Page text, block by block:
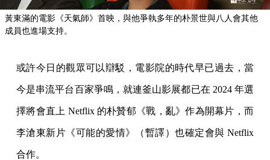
黃東滿的電影《天氣師》首映，與他爭執多年的朴景世與八人會其他
成員也進場支持。
或許今日的觀眾可以辯駁，電影院的時代早已過去，當
今是串流平台百家爭鳴，就連釜山影展都已在 2024 年選
擇將會直上 Netflix 的朴贊郁《戰，亂》作為開幕片，而
李滄東新片《可能的愛情》（暫譯）也確定會與 Netflix
合作。